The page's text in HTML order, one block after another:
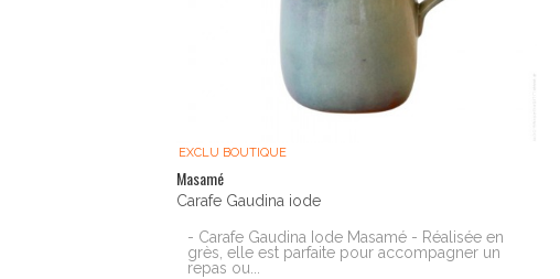
EXCLU BOUTIQUE
Masamé
Carafe Gaudina iode
- Carafe Gaudina Iode Masamé - Réalisée en
grès, elle est parfaite pour accompagner un
repas ou...